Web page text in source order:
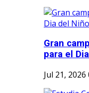
Gran
para el
Jul 21, 2026